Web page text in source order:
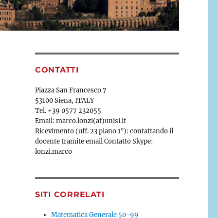
CONTATTI
Piazza San Francesco 7
53100 Siena, ITALY
Tel. +39 0577 232055
Email: marco.lonzi(at)unisi.it
Ricevimento (uff. 23 piano 1°): contattando il
docente tramite email Contatto Skype:
lonzi.marco
SITI CORRELATI
Matematica Generale 50-99